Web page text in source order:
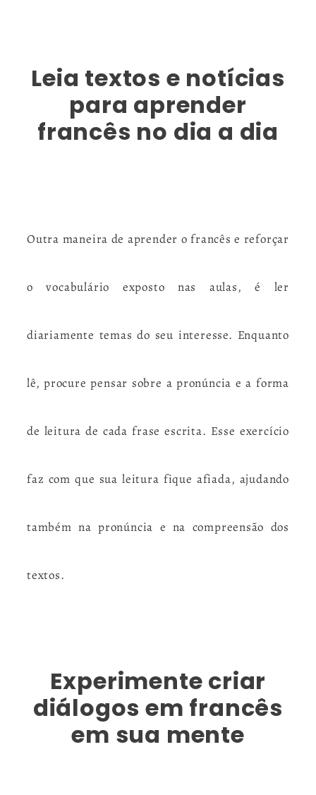
Leia textos e notícias
para aprender
francês no dia a dia
Outra maneira de aprender o francês e reforçar
o vocabulário exposto nas aulas, é ler
diariamente temas do seu interesse. Enquanto
lê, procure pensar sobre a pronúncia e a forma
de leitura de cada frase escrita. Esse exercício
faz com que sua leitura fique afiada, ajudando
também na pronúncia e na compreensão dos
textos.
Experimente criar
diálogos em francês
em sua mente